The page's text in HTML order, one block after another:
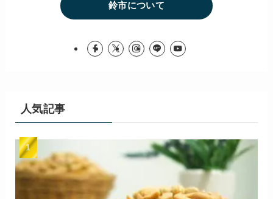
鈴市について
人気記事